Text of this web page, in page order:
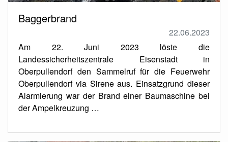
Baggerbrand
22.06.2023
Am 22. Juni 2023 löste die
Landessicherheitszentrale Eisenstadt in
Oberpullendorf den Sammelruf für die Feuerwehr
Oberpullendorf via Sirene aus. Einsatzgrund dieser
Alarmierung war der Brand einer Baumaschine bei
der Ampelkreuzung …